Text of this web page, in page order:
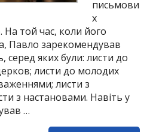
письмови
х
На той час, коли його
Павло зарекомендував
серед яких були: листи до
листи до молодих
листи з
з настановами. Навіть у
…